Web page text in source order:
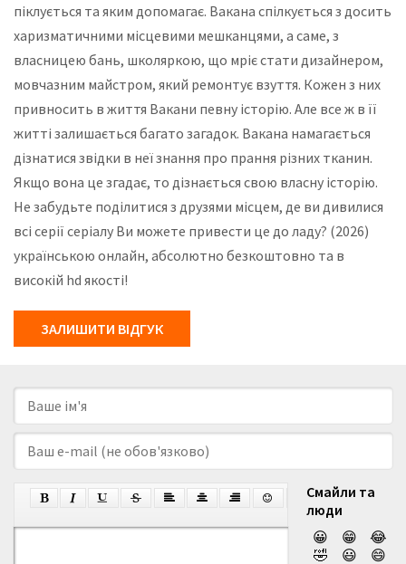
піклується та яким допомагає. Вакана спілкується з досить
харизматичними місцевими мешканцями, а саме, з
власницею бань, школяркою, що мріє стати дизайнером,
мовчазним майстром, який ремонтує взуття. Кожен з них
привносить в життя Вакани певну історію. Але все ж в її
житті залишається багато загадок. Вакана намагається
дізнатися звідки в неї знання про прання різних тканин.
Якщо вона це згадає, то дізнається свою власну історію.
Не забудьте поділитися з друзями місцем, де ви дивилися
всі серії серіалу Ви можете привести це до ладу? (2026)
українською онлайн, абсолютно безкоштовно та в
високій hd якості!
ЗАЛИШИТИ ВІДГУК
Смайли та
люди
😀
😁
😂
🤣
😃
😄